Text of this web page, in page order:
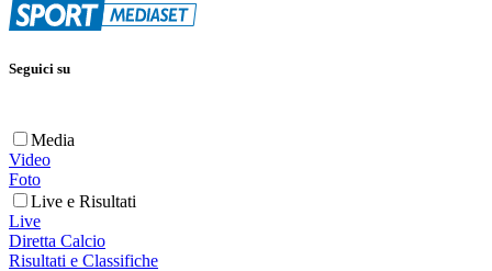
Seguici su
Media
Video
Foto
Live e Risultati
Live
Diretta Calcio
Risultati e Classifiche